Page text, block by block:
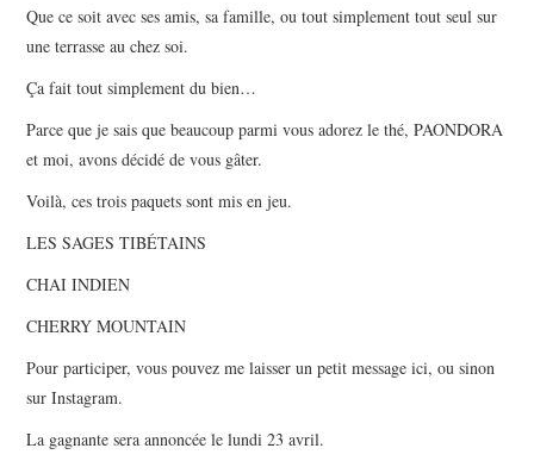
Que ce soit avec ses amis, sa famille, ou tout simplement tout seul sur
une terrasse au chez soi.
Ça fait tout simplement du bien…
Parce que je sais que beaucoup parmi vous adorez le thé, PAONDORA
et moi, avons décidé de vous gâter.
Voilà, ces trois paquets sont mis en jeu.
LES SAGES TIBÉTAINS
CHAI INDIEN
CHERRY MOUNTAIN
Pour participer, vous pouvez me laisser un petit message ici, ou sinon
sur Instagram.
La gagnante sera annoncée le lundi 23 avril.